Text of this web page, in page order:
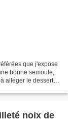
que j'expose
bonne semoule,
alléger le dessert!
noix de